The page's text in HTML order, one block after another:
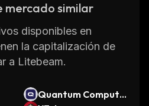
mercado similar
disponibles en
la capitalización de
a Litebeam.
Quantum Computin